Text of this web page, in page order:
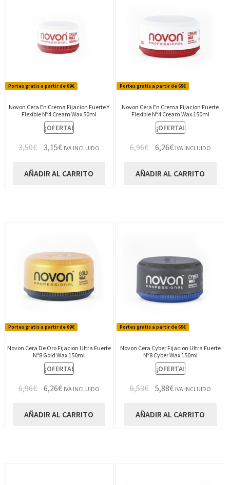
Portes gratis a partir de 69€
Novon Cera En Crema Fijacion Fuerte Y
Flexible Nº4 Cream Wax 50ml
¡OFERTA!
3,50€ El
original
3,15€El
actual
IVA INCLUIDO
AÑADIR AL CARRITO
Portes gratis a partir de 69€
Novon Cera En Crema Fijacion Fuerte
Flexible Nº4 Cream Wax 150ml
¡OFERTA!
6,96€
El
original
6,26€El
actual
IVA INCLUIDO
AÑADIR AL CARRITO
Portes gratis a partir de 69€
Novon Cera De Oro Fijacion Ultra Fuerte
Nº8 Gold Wax 150ml
¡OFERTA!
6,96€ El
original
6,26€El
actual
IVA INCLUIDO
AÑADIR AL CARRITO
Portes gratis a partir de 69€
Novon Cera Cyber Fijacion Ultra Fuerte
Nº8 Cyber Wax 150ml
¡OFERTA!
6,53€
El
original
5,88€El
actual
IVA INCLUIDO
AÑADIR AL CARRITO